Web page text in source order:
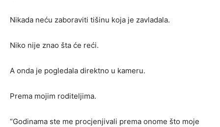
Nikada neću zaboraviti tišinu koja je zavladala.
Niko nije znao šta će reći.
A onda je pogledala direktno u kameru.
Prema mojim roditeljima.
“Godinama ste me procjenjivali prema onome što moje